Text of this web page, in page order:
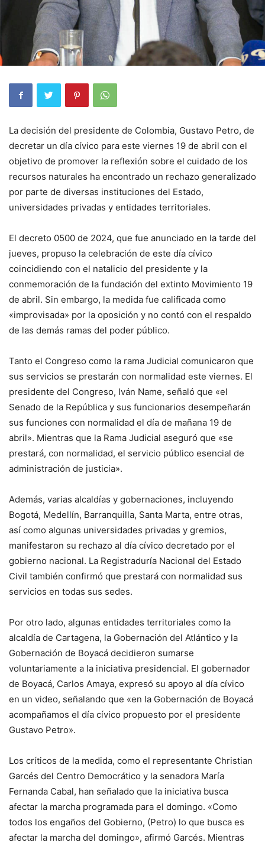
La decisión del presidente de Colombia, Gustavo Petro, de
decretar un día cívico para este viernes 19 de abril con el
objetivo de promover la reflexión sobre el cuidado de los
recursos naturales ha encontrado un rechazo generalizado
por parte de diversas instituciones del Estado,
universidades privadas y entidades territoriales.
El decreto 0500 de 2024, que fue anunciado en la tarde del
jueves, propuso la celebración de este día cívico
coincidiendo con el natalicio del presidente y la
conmemoración de la fundación del extinto Movimiento 19
de abril. Sin embargo, la medida fue calificada como
«improvisada» por la oposición y no contó con el respaldo
de las demás ramas del poder público.
Tanto el Congreso como la rama Judicial comunicaron que
sus servicios se prestarán con normalidad este viernes. El
presidente del Congreso, Iván Name, señaló que «el
Senado de la República y sus funcionarios desempeñarán
sus funciones con normalidad el día de mañana 19 de
abril». Mientras que la Rama Judicial aseguró que «se
prestará, con normalidad, el servicio público esencial de
administración de justicia».
Además, varias alcaldías y gobernaciones, incluyendo
Bogotá, Medellín, Barranquilla, Santa Marta, entre otras,
así como algunas universidades privadas y gremios,
manifestaron su rechazo al día cívico decretado por el
gobierno nacional. La Registraduría Nacional del Estado
Civil también confirmó que prestará con normalidad sus
servicios en todas sus sedes.
Por otro lado, algunas entidades territoriales como la
alcaldía de Cartagena, la Gobernación del Atlántico y la
Gobernación de Boyacá decidieron sumarse
voluntariamente a la iniciativa presidencial. El gobernador
de Boyacá, Carlos Amaya, expresó su apoyo al día cívico
en un video, señalando que «en la Gobernación de Boyacá
acompañamos el día cívico propuesto por el presidente
Gustavo Petro».
Los críticos de la medida, como el representante Christian
Garcés del Centro Democrático y la senadora María
Fernanda Cabal, han señalado que la iniciativa busca
afectar la marcha programada para el domingo. «Como
todos los engaños del Gobierno, (Petro) lo que busca es
afectar la marcha del domingo», afirmó Garcés. Mientras